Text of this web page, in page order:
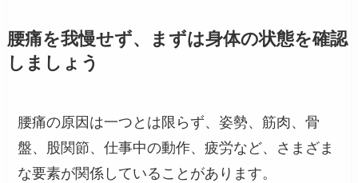
腰痛を我慢せず、まずは身体の状態を確認
しましょう
腰痛の原因は一つとは限らず、姿勢、筋肉、骨
盤、股関節、仕事中の動作、疲労など、さまざま
な要素が関係していることがあります。